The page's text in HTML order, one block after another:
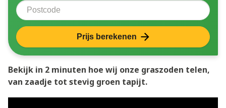
Prijs berekenen
Bekijk in 2 minuten hoe wij onze graszoden telen,
van zaadje tot stevig groen tapijt.